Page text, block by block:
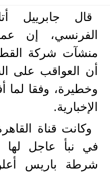
قال جابرييل
الفرنسي، إن
منشآت شركة
أن العواقب على
وخطيرة، وفقا لما
الإخبارية.
وكانت قناة
في نبأ عاجل لها
شرطة باريس